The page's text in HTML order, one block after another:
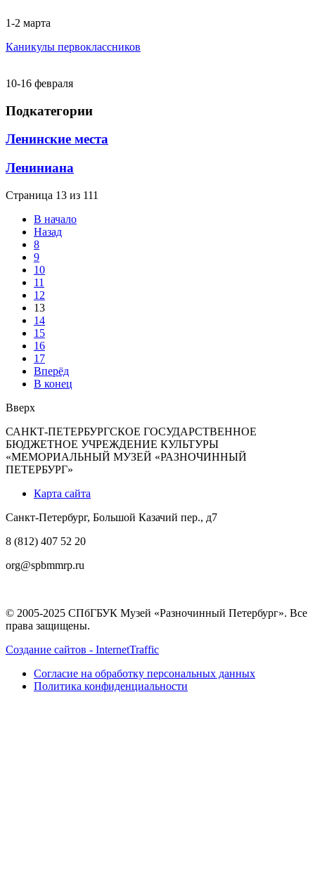
1-2 марта
Каникулы первоклассников
10-16 февраля
Подкатегории
Ленинские места
Лениниана
Страница 13 из 111
В начало
Назад
8
9
10
11
12
13
14
15
16
17
Вперёд
В конец
Вверх
САНКТ-ПЕТЕРБУРГСКОЕ ГОСУДАРСТВЕННОЕ
БЮДЖЕТНОЕ УЧРЕЖДЕНИЕ КУЛЬТУРЫ
«МЕМОРИАЛЬНЫЙ МУЗЕЙ «РАЗНОЧИННЫЙ
ПЕТЕРБУРГ»
Карта сайта
Санкт-Петербург, Большой Казачий пер., д7
8 (812) 407 52 20
org@spbmmrp.ru
© 2005-2025 СПбГБУК Музей «Разночинный Петербург». Все
права защищены.
Создание сайтов - InternetTraffic
Согласие на обработку персональных данных
Политика конфиденциальности